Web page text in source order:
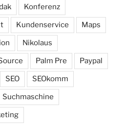
Konferenz
Kundenservice Maps
Nikolaus
Palm Pre Paypal
SEO SEOkomm
Suchmaschine